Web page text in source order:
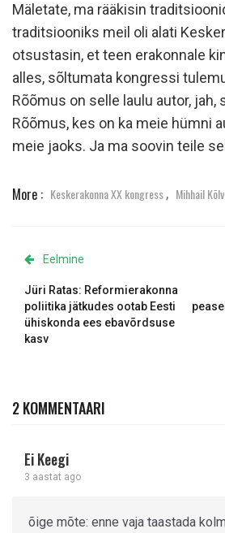
Mäletate, ma rääkisin
traditsiooniks meil oli alati
otsustasin, et teen erakonnale
alles, sõltumata kongressi
Rõõmus on selle laulu autor, jah,
Rõõmus, kes on ka meie hümni
meie jaoks. Ja ma soovin teile
More : Keskerakonna XX kongress, Mihhail
Eelmine
Jüri Ratas: Reformierakonna
poliitika jätkudes ootab Eesti
ühiskonda ees ebavõrdsuse
kasv
2 KOMMENTAARI
Ei Keegi
3 aastat ago
õige mõte: enne vaja taastada